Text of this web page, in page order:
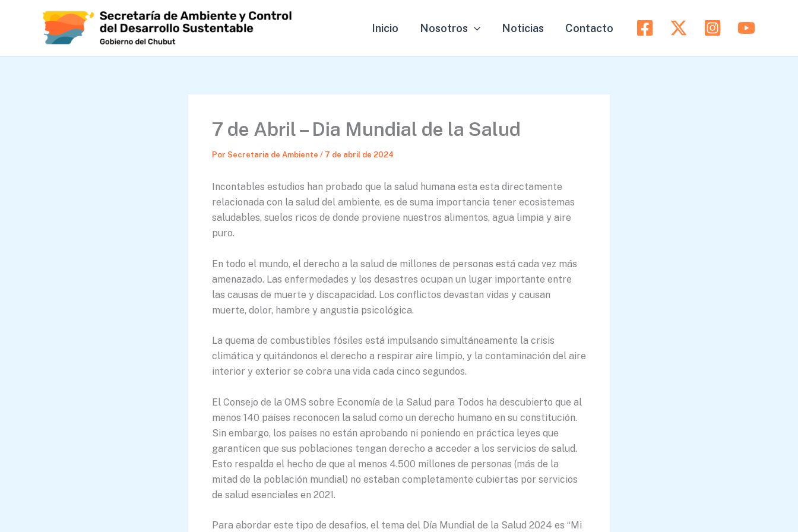
Inicio Nosotros Noticias Contacto
7 de Abril – Dia Mundial de la Salud
Por Secretaria de Ambiente / 7 de abril de 2024
Incontables estudios han probado que la salud humana esta esta directamente
relacionada con la salud del ambiente, es de suma importancia tener ecosistemas
saludables, suelos ricos de donde proviene nuestros alimentos, agua limpia y aire
puro.
En todo el mundo, el derecho a la salud de millones de personas está cada vez más
amenazado. Las enfermedades y los desastres ocupan un lugar importante entre
las causas de muerte y discapacidad. Los conflictos devastan vidas y causan
muerte, dolor, hambre y angustia psicológica.
La quema de combustibles fósiles está impulsando simultáneamente la crisis
climática y quitándonos el derecho a respirar aire limpio, y la contaminación del aire
interior y exterior se cobra una vida cada cinco segundos.
El Consejo de la OMS sobre Economía de la Salud para Todos ha descubierto que al
menos 140 países reconocen la salud como un derecho humano en su constitución.
Sin embargo, los países no están aprobando ni poniendo en práctica leyes que
garanticen que sus poblaciones tengan derecho a acceder a los servicios de salud.
Esto respalda el hecho de que al menos 4.500 millones de personas (más de la
mitad de la población mundial) no estaban completamente cubiertas por servicios
de salud esenciales en 2021.
Para abordar este tipo de desafíos, el tema del Día Mundial de la Salud 2024 es “Mi